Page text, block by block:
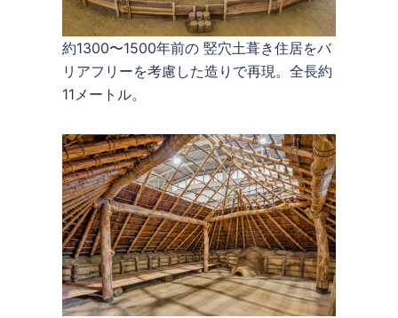
約1300〜1500年前の 竪穴土葺き住居をバ
リアフリーを考慮した造りで再現。全長約
11メートル。